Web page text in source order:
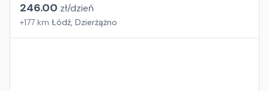
246.00 zł/dzień
+177 km Łódź, Dzierżążno